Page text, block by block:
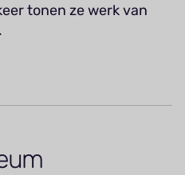
tonen ze werk van